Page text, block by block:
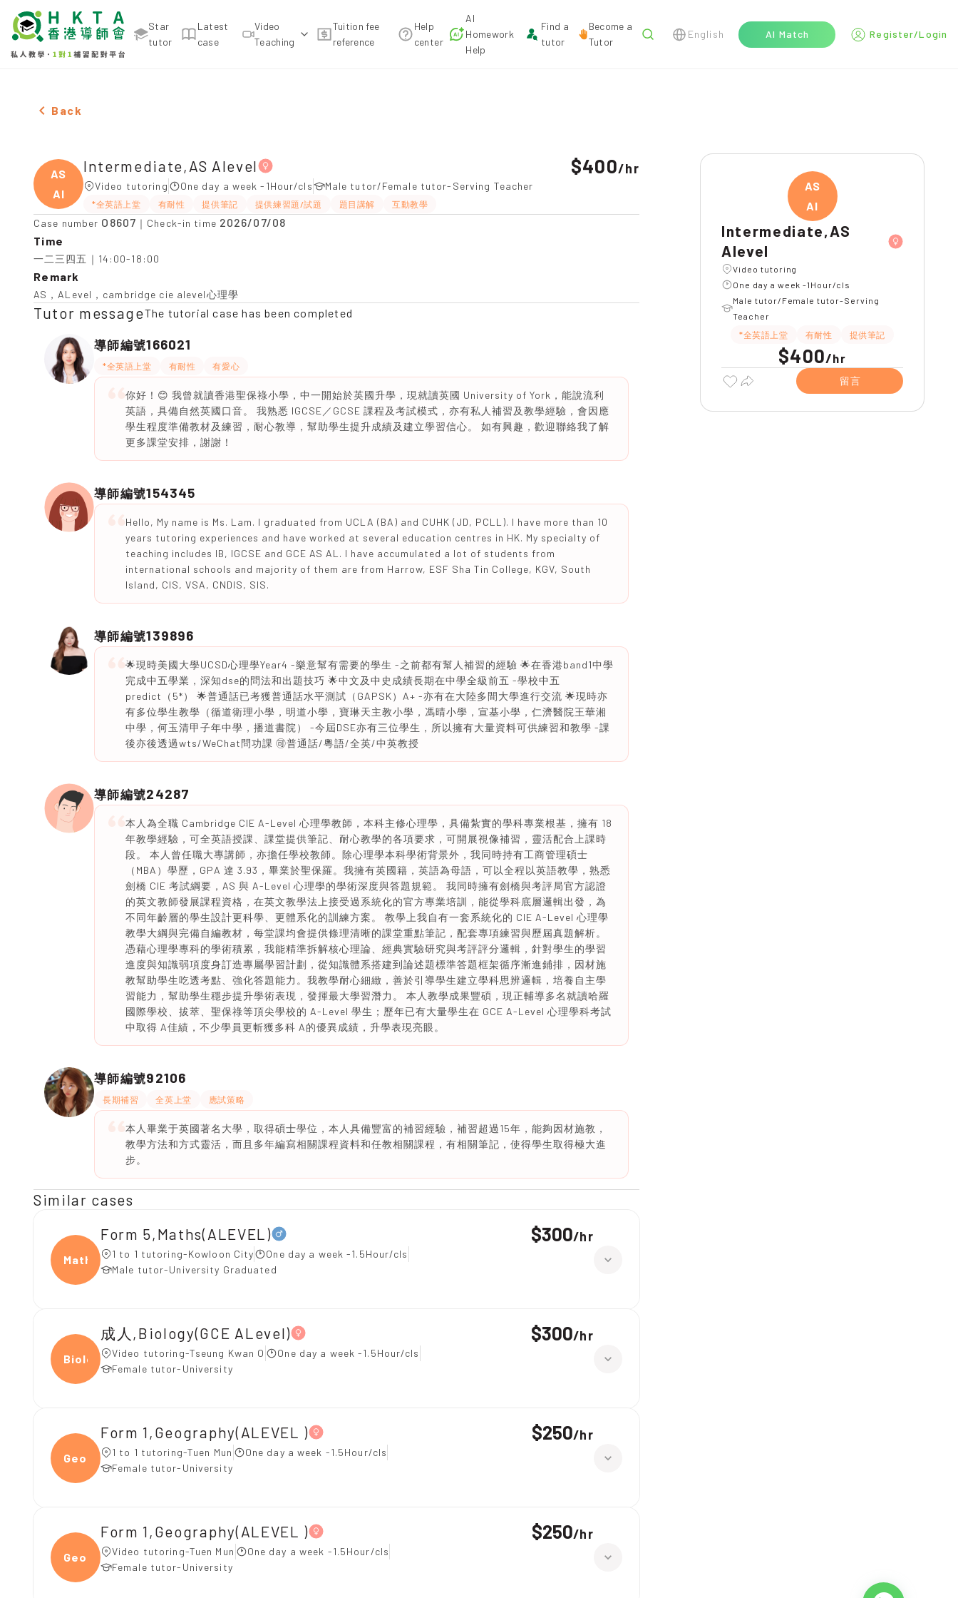
Star
tutor
Latest
case
Video
Teaching
Tuition fee
reference
Help
center
AI
Homework
Help
Find a
tutor
Become a
Tutor
English AI Match Register/Login
Female Intermediate,AS Alevel Tuition recommendation
Back
AS
Al
Intermediate,AS Alevel
Video tutoring One day a week -1Hour/cls Male tutor/Female tutor-Serving Teacher
*全英語上堂 有耐性 提供筆記 提供練習題/試題 題目講解 互動教學
$400/hr
Case number O8607 ｜Check-in time 2026/07/08
Time
一二三四五｜14:00-18:00
Remark
AS，ALevel，cambridge cie alevel心理學
Tutor messageThe tutorial case has been completed
導師編號166021
*全英語上堂 有耐性 有愛心
你好！😊 我曾就讀香港聖保祿小學，中一開始於英國升學，現就讀英國 University of York，能說流利
英語，具備自然英國口音。 我熟悉 IGCSE／GCSE 課程及考試模式，亦有私人補習及教學經驗，會因應
學生程度準備教材及練習，耐心教導，幫助學生提升成績及建立學習信心。 如有興趣，歡迎聯絡我了解
更多課堂安排，謝謝！
導師編號154345
Hello, My name is Ms. Lam. I graduated from UCLA (BA) and CUHK (JD, PCLL). I have more than 10
years tutoring experiences and have worked at several education centres in HK. My specialty of
teaching includes IB, IGCSE and GCE AS AL. I have accumulated a lot of students from
international schools and majority of them are from Harrow, ESF Sha Tin College, KGV, South
Island, CIS, VSA, CNDIS, SIS.
導師編號139896
🌟現時美國大學UCSD心理學Year4 -樂意幫有需要的學生 -之前都有幫人補習的經驗 🌟在香港band1中學
完成中五學業，深知dse的問法和出題技巧 🌟中文及中史成績長期在中學全級前五 -學校中五
predict（5*） 🌟普通話已考獲普通話水平測試（GAPSK）A+ -亦有在大陸多間大學進行交流 🌟現時亦
有多位學生教學（循道衛理小學，明道小學，寶琳天主教小學，馮晴小學，宣基小學，仁濟醫院王華湘
中學，何玉清甲子年中學，播道書院） -今屆DSE亦有三位學生，所以擁有大量資料可供練習和教學 -課
後亦後透過wts/WeChat問功課 🉑️普通話/粵語/全英/中英教授
導師編號24287
本人為全職 Cambridge CIE A-Level 心理學教師，本科主修心理學，具備紮實的學科專業根基，擁有 18
年教學經驗，可全英語授課、課堂提供筆記、耐心教學的各項要求，可開展視像補習，靈活配合上課時
段。 本人曾任職大專講師，亦擔任學校教師。除心理學本科學術背景外，我同時持有工商管理碩士
（MBA）學歷，GPA 達 3.93，畢業於聖保羅。我擁有英國籍，英語為母語，可以全程以英語教學，熟悉
劍橋 CIE 考試綱要，AS 與 A-Level 心理學的學術深度與答題規範。 我同時擁有劍橋與考評局官方認證
的英文教師發展課程資格，在英文教學法上接受過系統化的官方專業培訓，能從學科底層邏輯出發，為
不同年齡層的學生設計更科學、更體系化的訓練方案。 教學上我自有一套系統化的 CIE A-Level 心理學
教學大綱與完備自編教材，每堂課均會提供條理清晰的課堂重點筆記，配套專項練習與歷屆真題解析。
憑藉心理學專科的學術積累，我能精準拆解核心理論、經典實驗研究與考評評分邏輯，針對學生的學習
進度與知識弱項度身訂造專屬學習計劃，從知識體系搭建到論述題標準答題框架循序漸進鋪排，因材施
教幫助學生吃透考點、強化答題能力。我教學耐心細緻，善於引導學生建立學科思辨邏輯，培養自主學
習能力，幫助學生穩步提升學術表現，發揮最大學習潛力。 本人教學成果豐碩，現正輔導多名就讀哈羅
國際學校、拔萃、聖保祿等頂尖學校的 A-Level 學生；歷年已有大量學生在 GCE A-Level 心理學科考試
中取得 A佳績，不少學員更斬獲多科 A的優異成績，升學表現亮眼。
導師編號92106
長期補習 全英上堂 應試策略
本人畢業于英國著名大學，取得碩士學位，本人具備豐富的補習經驗，補習超過15年，能夠因材施教，
教學方法和方式靈活，而且多年編寫相關課程資料和任教相關課程，有相關筆記，使得學生取得極大進
步。
Similar cases
Maths
Form 5,Maths(ALEVEL)
1 to 1 tutoring-Kowloon City
One day a week -1.5Hour/cls
Male tutor-University Graduated
$300/hr
Biolo
成人,Biology(GCE ALevel)
Video tutoring-Tseung Kwan O
One day a week -1.5Hour/cls
Female tutor-University
$300/hr
Geogr
Form 1,Geography(ALEVEL )
1 to 1 tutoring-Tuen Mun
One day a week -1.5Hour/cls
Female tutor-University
$250/hr
Geogr
Form 1,Geography(ALEVEL )
Video tutoring-Tuen Mun
One day a week -1.5Hour/cls
Female tutor-University
$250/hr
AS
Al
Intermediate,AS
Alevel
Video tutoring
One day a week -1Hour/cls
Male tutor/Female tutor-Serving
Teacher
*全英語上堂
有耐性 提供筆記
$400/hr
留言